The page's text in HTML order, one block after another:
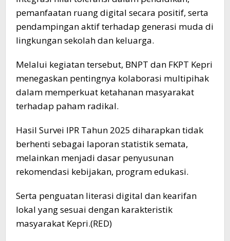
pemanfaatan ruang digital secara positif, serta
pendampingan aktif terhadap generasi muda di
lingkungan sekolah dan keluarga.
Melalui kegiatan tersebut, BNPT dan FKPT Kepri
menegaskan pentingnya kolaborasi multipihak
dalam memperkuat ketahanan masyarakat
terhadap paham radikal.
Hasil Survei IPR Tahun 2025 diharapkan tidak
berhenti sebagai laporan statistik semata,
melainkan menjadi dasar penyusunan
rekomendasi kebijakan, program edukasi.
Serta penguatan literasi digital dan kearifan
lokal yang sesuai dengan karakteristik
masyarakat Kepri.(RED)